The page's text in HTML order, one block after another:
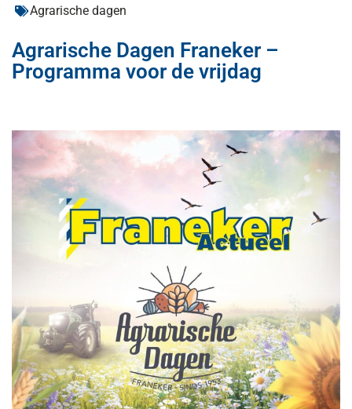
Agrarische dagen
Agrarische Dagen Franeker –
Programma voor de vrijdag